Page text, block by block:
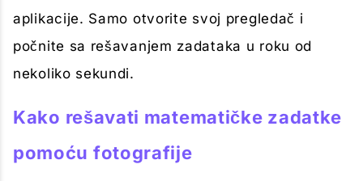
aplikacije. Samo otvorite svoj pregledač i
počnite sa rešavanjem zadataka u roku od
nekoliko sekundi.
Kako rešavati matematičke zadatke
pomoću fotografije